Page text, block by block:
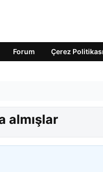
Forum Çerez Politikası
almışlar